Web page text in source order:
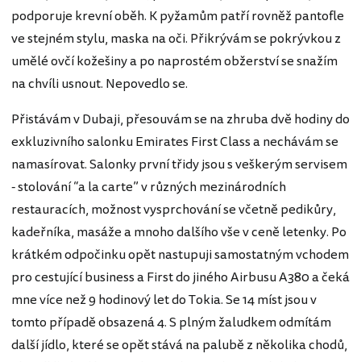
podporuje krevní oběh. K pyžamům patří rovněž pantofle
ve stejném stylu, maska na oči. Přikrývám se pokrývkou z
umělé ovčí kožešiny a po naprostém obžerství se snažím
na chvíli usnout. Nepovedlo se.
Přistávám v Dubaji, přesouvám se na zhruba dvě hodiny do
exkluzivního salonku Emirates First Class a nechávám se
namasírovat. Salonky první třidy jsou s veškerým servisem
- stolování “a la carte” v různých mezinárodních
restauracích, možnost vysprchování se včetně pedikůry,
kadeřníka, masáže a mnoho dalšího vše v ceně letenky. Po
krátkém odpočinku opět nastupuji samostatným vchodem
pro cestující business a First do jiného Airbusu A380 a čeká
mne více než 9 hodinový let do Tokia. Se 14 míst jsou v
tomto případě obsazená 4. S plným žaludkem odmítám
další jídlo, které se opět stává na palubě z několika chodů,